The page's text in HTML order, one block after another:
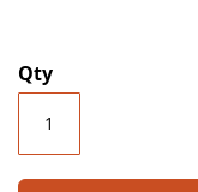
Qty